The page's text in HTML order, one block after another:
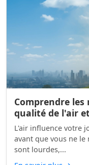
Comprendre
qualité de l'air
L'air influence votre
avant que vous ne le
sont lourdes,...